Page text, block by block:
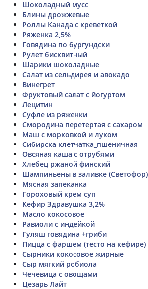
Шоколадный мусс
Блины дрожжевые
Роллы Канада с креветкой
Ряженка 2,5%
Говядина по бургундски
Рулет бисквитный
Шарики шоколадные
Салат из сельдирея и авокадо
Винегрет
Фруктовый салат с йогуртом
Лецитин
Суфле из ряженки
Смородина перетертая с сахаром
Маш с морковкой и луком
Сибирска клетчатка_пшеничная
Овсяная каша с отрубями
Хлебец ржаной финский
Шампиньены в заливке (Светофор)
Мясная запеканка
Гороховый крем суп
Кефир Здравушка 3,2%
Масло кокосовое
Равиоли с индейкой
Гуляш говядина +гриби
Пицца с фаршем (тесто на кефире)
Сырники кокосовое жирные
Сыр мягкий робиола
Чечевица с овощами
Цезарь Лайт